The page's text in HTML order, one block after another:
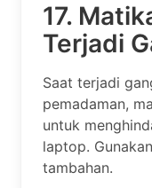
17.
Terjadi
Saat terjadi
pemadaman,
untuk
laptop.
tambahan.